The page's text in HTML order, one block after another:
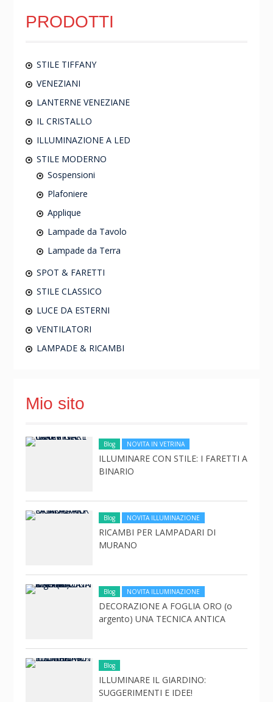
PRODOTTI
STILE TIFFANY
VENEZIANI
LANTERNE VENEZIANE
IL CRISTALLO
ILLUMINAZIONE A LED
STILE MODERNO
Sospensioni
Plafoniere
Applique
Lampade da Tavolo
Lampade da Terra
SPOT & FARETTI
STILE CLASSICO
LUCE DA ESTERNI
VENTILATORI
LAMPADE & RICAMBI
Mio sito
Blog NOVITA IN VETRINA
ILLUMINARE CON STILE: I FARETTI A
BINARIO
Blog NOVITA ILLUMINAZIONE
RICAMBI PER LAMPADARI DI
MURANO
Blog NOVITA ILLUMINAZIONE
DECORAZIONE A FOGLIA ORO (o
argento) UNA TECNICA ANTICA
Blog
ILLUMINARE IL GIARDINO:
SUGGERIMENTI E IDEE!